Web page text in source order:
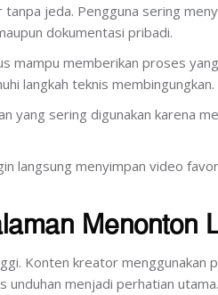
jeda. Pengguna sering
dokumentasi pribadi.
mampu memberikan proses
langkah teknis membingungkan.
yang sering digunakan karena
langsung menyimpan video
Menonton
Konten kreator menggunakan
unduhan menjadi perhatian utama.